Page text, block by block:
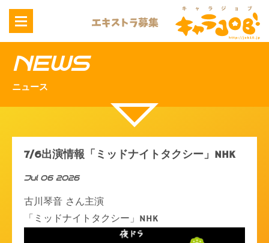
NEWS
ニュース
7/6出演情報「ミッドナイトタクシー」NHK
Jul 06 2026
古川琴音 さん主演
「ミッドナイトタクシー」NHK